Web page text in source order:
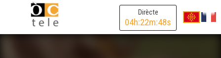
Dirècte
04h:22m:48s